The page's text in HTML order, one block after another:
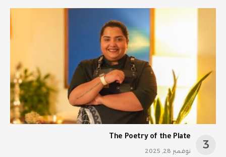
The Poetry of the Plate
نوفمبر 28, 2025